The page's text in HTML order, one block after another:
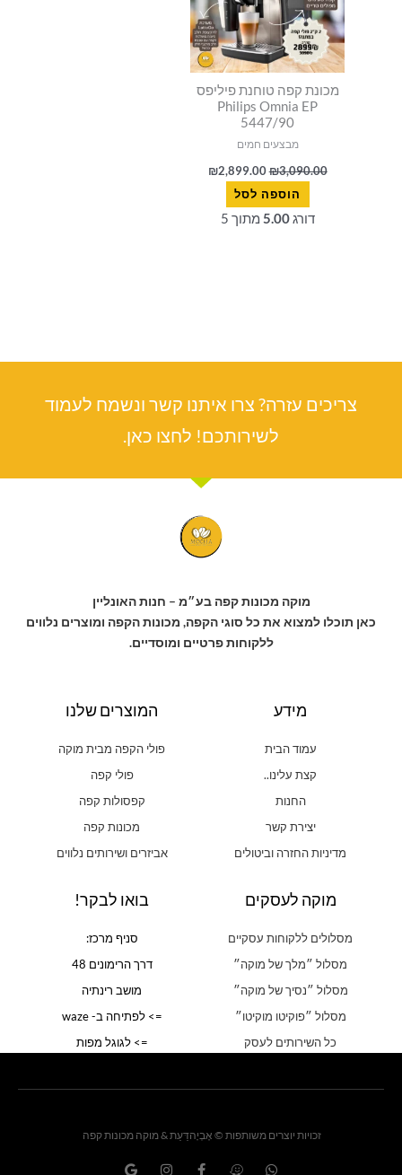
מכונת קפה טוחנת פיליפס
Philips Omnia EP
5447/90
מבצעים חמים
₪3,090.00
₪2,899.00
הוספה לסל
דורג5.00 מתוך 5
צריכים עזרה? צרו איתנו קשר ונשמח לעמוד
לשירותכם! לחצו כאן.
מוקה מכונות קפה בע״מ – חנות האונליין
כאן תוכלו למצוא את כל סוגי הקפה, מכונות הקפה ומוצרים נלווים
ללקוחות פרטיים ומוסדיים.
מידע
עמוד הבית
קצת עלינו..
החנות
יצירת קשר
מדיניות החזרה וביטולים
המוצרים שלנו
פולי הקפה מבית מוקה
פולי קפה
קפסולות קפה
מכונות קפה
אביזרים ושירותים נלווים
מוקה לעסקים
מסלולים ללקוחות עסקיים
מסלול ״מלך של מוקה״
מסלול ״נסיך של מוקה״
מסלול ״פוקיטו מוקיטו״
כל השירותים לעסק
בואו לבקר!
סניף מרכז:
דרך הרימונים 48
מושב רינתיה
=> לפתיחה ב- waze
=> לגוגל מפות
זכויות יוצרים משותפות © אֶבְיָהדַּעַת & מוקה מכונות קפה
h
a
a
n
o